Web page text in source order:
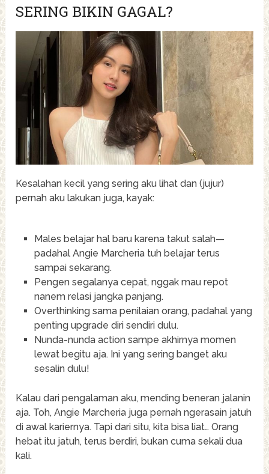
SERING BIKIN GAGAL?
Kesalahan kecil yang sering aku lihat dan (jujur)
pernah aku lakukan juga, kayak:
Males belajar hal baru karena takut salah—
padahal Angie Marcheria tuh belajar terus
sampai sekarang.
Pengen segalanya cepat, nggak mau repot
nanem relasi jangka panjang.
Overthinking sama penilaian orang, padahal yang
penting upgrade diri sendiri dulu.
Nunda-nunda action sampe akhirnya momen
lewat begitu aja. Ini yang sering banget aku
sesalin dulu!
Kalau dari pengalaman aku, mending beneran jalanin
aja. Toh, Angie Marcheria juga pernah ngerasain jatuh
di awal kariernya. Tapi dari situ, kita bisa liat… Orang
hebat itu jatuh, terus berdiri, bukan cuma sekali dua
kali.